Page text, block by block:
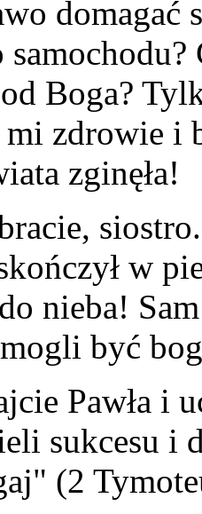
domagać
Boga?
mi zdrowie i
zginęła!
w
nieba!
być
Pawła i
sukcesu i
" (2